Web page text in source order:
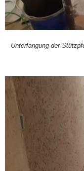
Unter­fan­gung der